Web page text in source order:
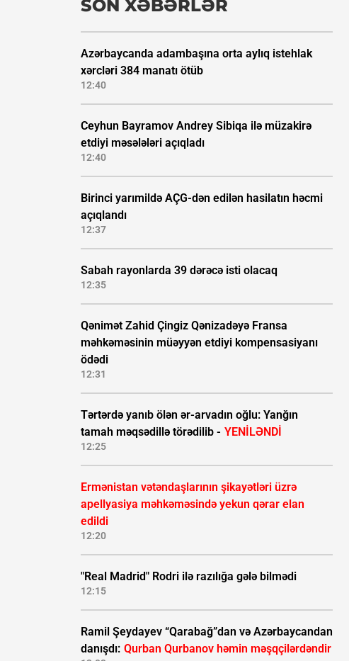
SON XƏBƏRLƏR
Azərbaycanda adambaşına orta aylıq istehlak
xərcləri 384 manatı ötüb
12:40
Ceyhun Bayramov Andrey Sibiqa ilə müzakirə
etdiyi məsələləri açıqladı
12:40
Birinci yarımildə AÇG-dən edilən hasilatın həcmi
açıqlandı
12:37
Sabah rayonlarda 39 dərəcə isti olacaq
12:35
Qənimət Zahid Çingiz Qənizadəyə Fransa
məhkəməsinin müəyyən etdiyi kompensasiyanı
ödədi
12:31
Tərtərdə yanıb ölən ər-arvadın oğlu: Yanğın
tamah məqsədillə törədilib - YENİLƏNDİ
12:25
Ermənistan vətəndaşlarının şikayətləri üzrə
apellyasiya məhkəməsində yekun qərar elan
edildi
12:20
"Real Madrid" Rodri ilə razılığa gələ bilmədi
12:15
Ramil Şeydayev “Qarabağ”dan və Azərbaycandan
danışdı: Qurban Qurbanov həmin məşqçilərdəndir